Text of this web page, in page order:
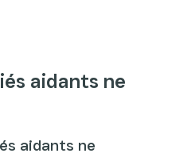
aidants ne
aidants ne